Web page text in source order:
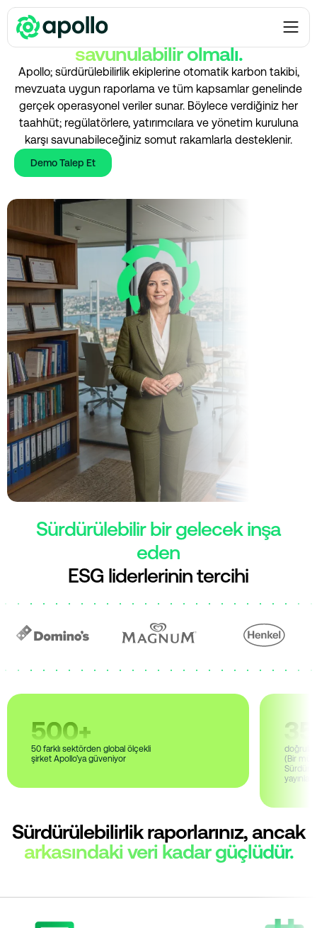
SÜRDÜRÜLEBİLİRLİK EKİPLERİ
Sürdürülebilirlik verileriniz
savunulabilir olmalı.
Apollo; sürdürülebilirlik ekiplerine otomatik karbon takibi,
mevzuata uygun raporlama ve tüm kapsamlar genelinde
gerçek operasyonel veriler sunar. Böylece verdiğiniz her
taahhüt; regülatörlere, yatırımcılara ve yönetim kuruluna
karşı savunabileceğiniz somut rakamlarla desteklenir.
Demo Talep Et
Sürdürülebilir bir gelecek inşa
eden
ESG liderlerinin tercihi
500+
50 farklı sektörden global ölçekli
şirket Apollo’ya güveniyor
(Bir
Sürdürülebilirlik raporlarınız, ancak
arkasındaki veri kadar güçlüdür.